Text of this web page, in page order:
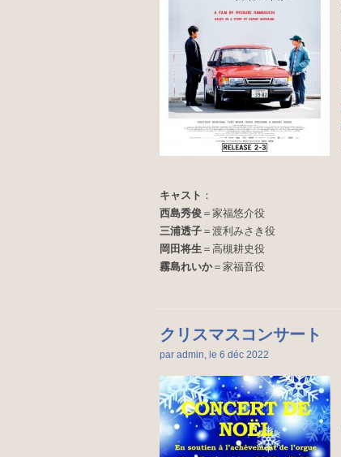
キャスト ：
西島秀俊 ＝家福悠介役
三浦透子 ＝渡利みさき役
岡田将生 ＝高槻耕史役
霧島れいか ＝家福音役
クリスマスコンサート
par admin, le 6 déc 2022